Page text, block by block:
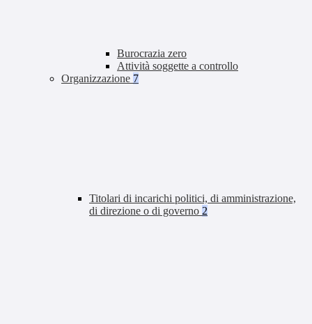
Burocrazia zero
Attività soggette a controllo
Organizzazione 7
Titolari di incarichi politici, di amministrazione,
di direzione o di governo 2